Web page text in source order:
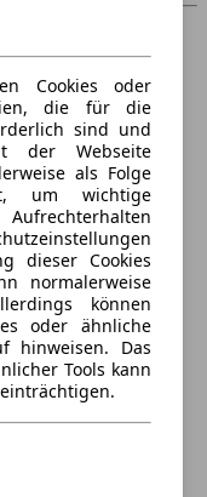
Cookies oder
die für die
sind und
der Webseite
als Folge
um wichtige
dieser Cookies
normalerweise
können
oder ähnliche
hinweisen. Das
Tools kann